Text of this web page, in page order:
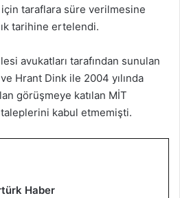
için taraflara süre verilmesine
tarihine ertelendi.
avukatları tarafından sunulan
Hrant Dink ile 2004 yılında
görüşmeye katılan MİT
kabul etmemişti.
Haber